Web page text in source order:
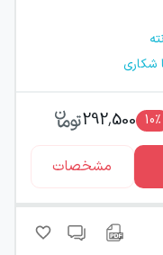
شکاری
10٪ 292,500
مشخصات